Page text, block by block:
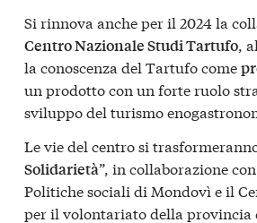
Si rinnova anche per il 2024 la
Centro Nazionale Studi Tartufo,
la conoscenza del Tartufo come
un prodotto con un forte ruolo
sviluppo del turismo
Le vie del centro si
Solidarietà”, in collaborazione
Politiche sociali di Mondovì e il
per il volontariato della provincia